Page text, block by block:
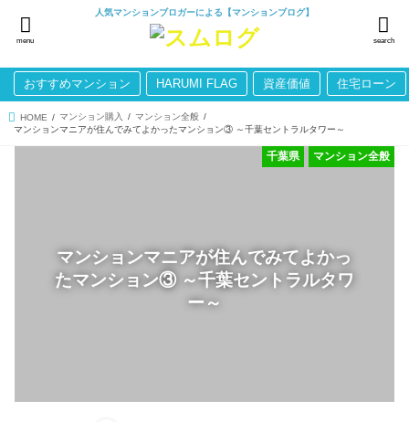
人気マンションブロガーによる【マンションブログ】
search
menu
おすすめマンション HARUMI FLAG 資産価値 住宅ローン
HOME マンション購入
マンション全般
マンションマニアが住んでみてよかったマンション③ ～千葉セントラルタワー～
マンションマニアが住んでみてよかっ
たマンション③ ～千葉セントラルタワ
ー～
マンション全般
千葉県